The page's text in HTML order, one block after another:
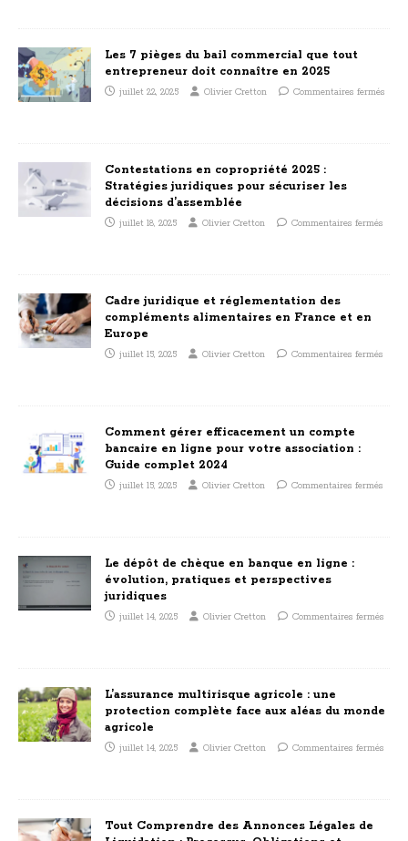
Les 7 pièges du bail commercial que tout
entrepreneur doit connaître en 2025
juillet 22, 2025 Olivier Cretton Commentaires fermés
Contestations en copropriété 2025 :
Stratégies juridiques pour sécuriser les
décisions d’assemblée
juillet 18, 2025 Olivier Cretton Commentaires fermés
Cadre juridique et réglementation des
compléments alimentaires en France et en
Europe
juillet 15, 2025 Olivier Cretton Commentaires fermés
Comment gérer efficacement un compte
bancaire en ligne pour votre association :
Guide complet 2024
juillet 15, 2025 Olivier Cretton Commentaires fermés
Le dépôt de chèque en banque en ligne :
évolution, pratiques et perspectives
juridiques
juillet 14, 2025 Olivier Cretton Commentaires fermés
L’assurance multirisque agricole : une
protection complète face aux aléas du monde
agricole
juillet 14, 2025 Olivier Cretton Commentaires fermés
Tout Comprendre des Annonces Légales de